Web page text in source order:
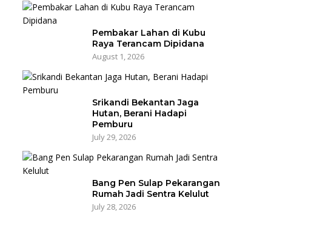
Pembakar Lahan di Kubu
Raya Terancam Dipidana
August 1, 2026
Srikandi Bekantan Jaga
Hutan, Berani Hadapi
Pemburu
July 29, 2026
Bang Pen Sulap Pekarangan
Rumah Jadi Sentra Kelulut
July 28, 2026